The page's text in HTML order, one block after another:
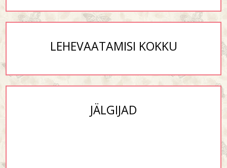
LEHEVAATAMISI KOKKU
JÄLGIJAD